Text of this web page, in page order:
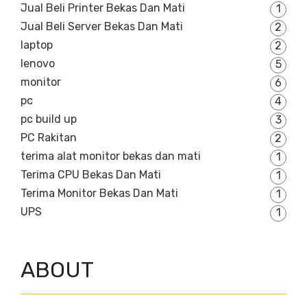
Jual Beli Printer Bekas Dan Mati
1
Jual Beli Server Bekas Dan Mati
2
laptop
2
lenovo
5
monitor
6
pc
4
pc build up
3
PC Rakitan
2
terima alat monitor bekas dan mati
1
Terima CPU Bekas Dan Mati
1
Terima Monitor Bekas Dan Mati
1
UPS
1
ABOUT